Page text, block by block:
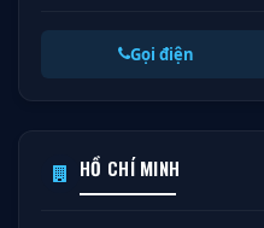
Gọi điện
HỒ CHÍ MINH